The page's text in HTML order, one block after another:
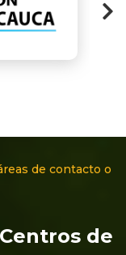
de contacto o
de